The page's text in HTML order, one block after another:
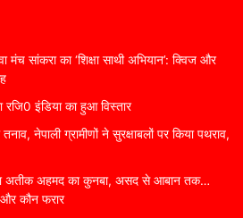
मंच सांकरा का ‘शिक्षा साथी अभियान’: क्विज और
इंडिया का हुआ विस्तार
नेपाली ग्रामीणों ने सुरक्षाबलों पर किया पथराव,
अतीक अहमद का कुनबा, असद से आबान तक…
कौन फरार